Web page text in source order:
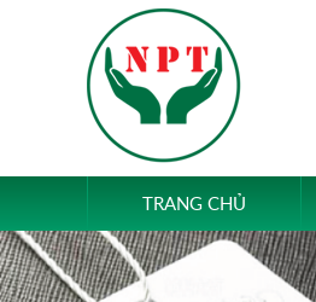
TRANG CHỦ